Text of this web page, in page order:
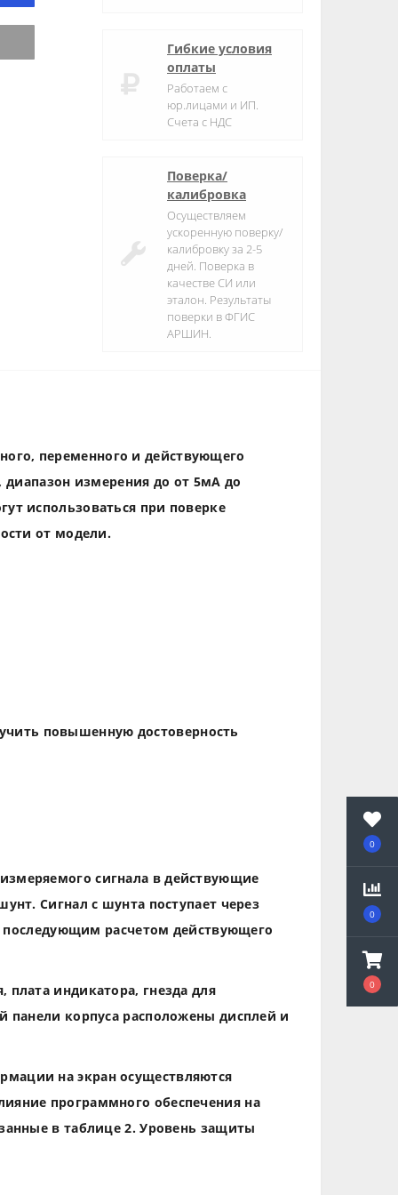
0
0
0
Гибкие условия
оплаты
Работаем с
юр.лицами и ИП.
Счета с НДС
Поверка/
калибровка
Осуществляем
ускоренную поверку/
калибровку за 2-5
дней. Поверка в
качестве СИ или
эталон. Результаты
поверки в ФГИС
АРШИН.
переменного и действующего
диапазон измерения до от 5мА до
использоваться при поверке
от модели.
повышенную достоверность
сигнала в действующие
Сигнал с шунта поступает через
последующим расчетом действующего
индикатора, гнезда для
корпуса расположены дисплей и
на экран осуществляются
программного обеспечения на
в таблице 2. Уровень защиты